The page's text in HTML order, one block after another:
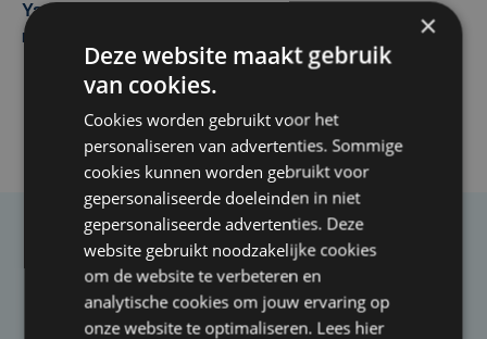
Yaro (19), slachtoffer van vechtpartij, is na
maandenlange coma overleden
Taalfout opgemerkt?
Heb je een taal- of schrijffout opgemerkt in dit
artikel?
×
Deze website maakt gebruik
van cookies.
Cookies worden gebruikt voor het
personaliseren van advertenties. Sommige
cookies kunnen worden gebruikt voor
gepersonaliseerde doeleinden in niet
gepersonaliseerde advertenties. Deze
website gebruikt noodzakelijke cookies
om de website te verbeteren en
analytische cookies om jouw ervaring op
onze website te optimaliseren. Lees hier